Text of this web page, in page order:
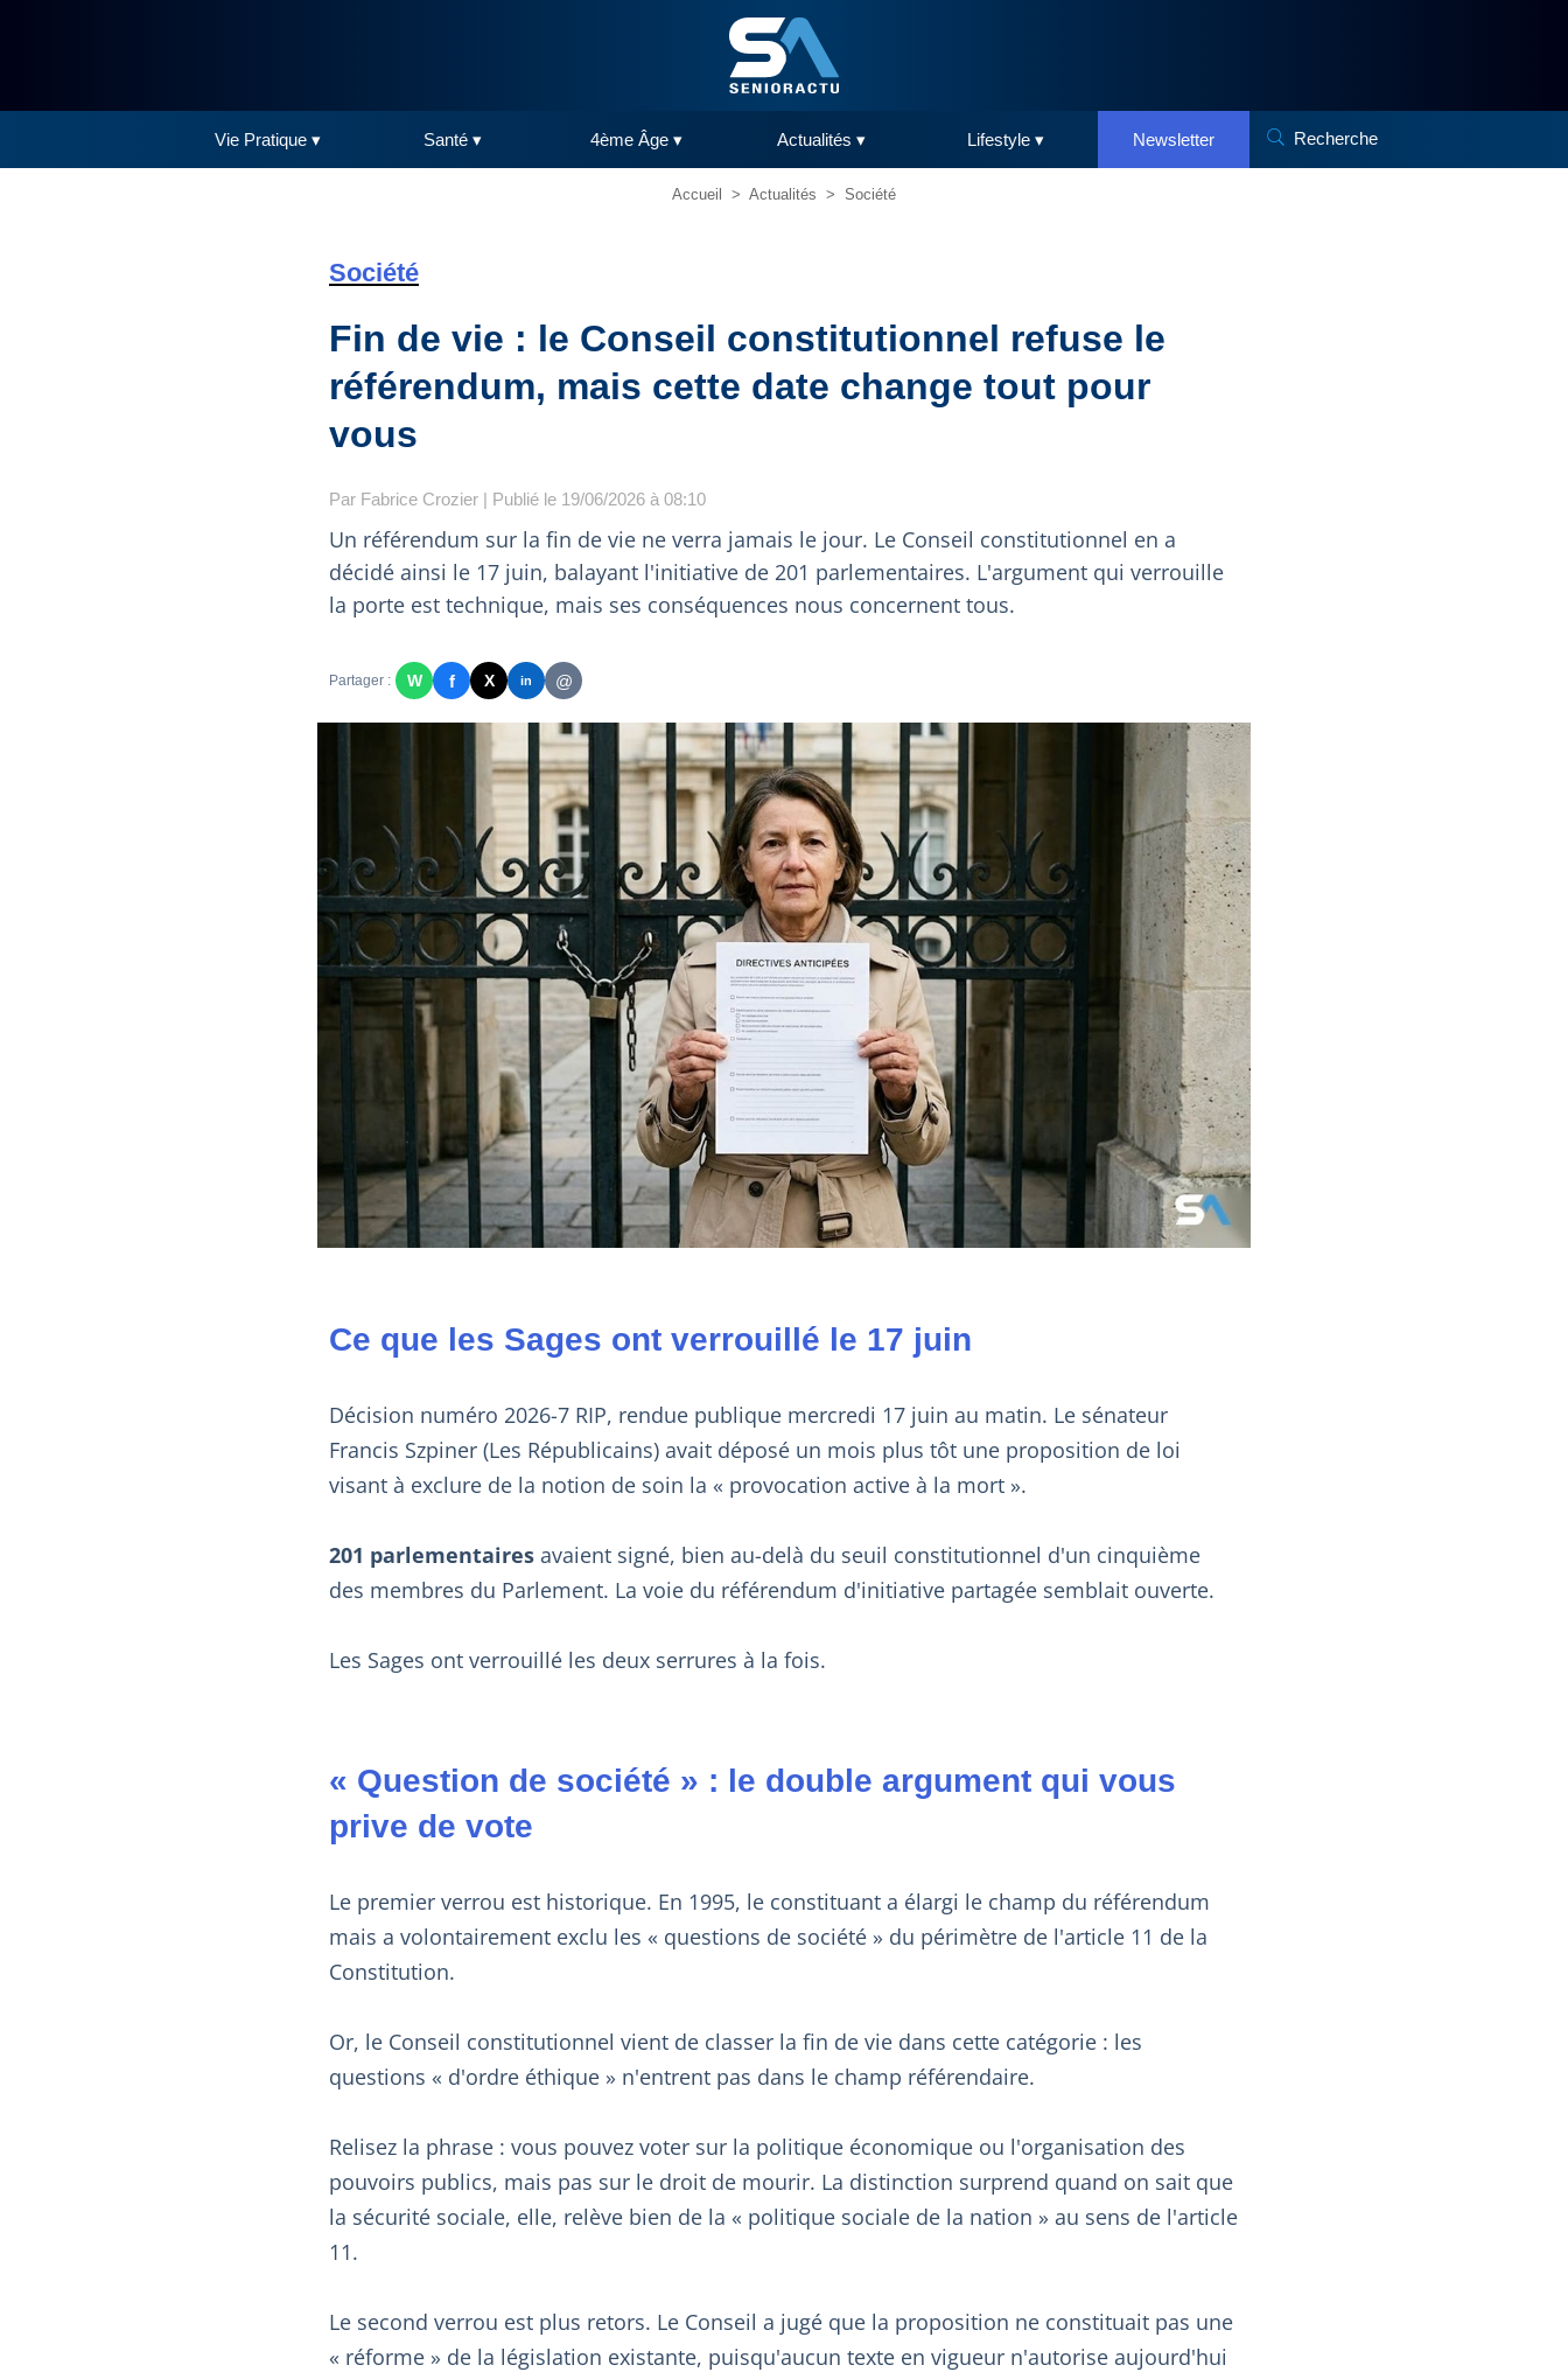
Vie Pratique ▾ Santé ▾ 4ème Âge ▾ Actualités ▾ Lifestyle ▾ Newsletter Recherche
Accueil > Actualités > Société
Société
Fin de vie : le Conseil constitutionnel refuse le
référendum, mais cette date change tout pour
vous
Par Fabrice Crozier | Publié le 19/06/2026 à 08:10
Un référendum sur la fin de vie ne verra jamais le jour. Le Conseil constitutionnel en a
décidé ainsi le 17 juin, balayant l'initiative de 201 parlementaires. L'argument qui verrouille
la porte est technique, mais ses conséquences nous concernent tous.
Partager : W f X in @
Ce que les Sages ont verrouillé le 17 juin
Décision numéro 2026-7 RIP, rendue publique mercredi 17 juin au matin. Le sénateur
Francis Szpiner (Les Républicains) avait déposé un mois plus tôt une proposition de loi
visant à exclure de la notion de soin la « provocation active à la mort ».
201 parlementaires avaient signé, bien au-delà du seuil constitutionnel d'un cinquième
des membres du Parlement. La voie du référendum d'initiative partagée semblait ouverte.
Les Sages ont verrouillé les deux serrures à la fois.
« Question de société » : le double argument qui vous
prive de vote
Le premier verrou est historique. En 1995, le constituant a élargi le champ du référendum
mais a volontairement exclu les « questions de société » du périmètre de l'article 11 de la
Constitution.
Or, le Conseil constitutionnel vient de classer la fin de vie dans cette catégorie : les
questions « d'ordre éthique » n'entrent pas dans le champ référendaire.
Relisez la phrase : vous pouvez voter sur la politique économique ou l'organisation des
pouvoirs publics, mais pas sur le droit de mourir. La distinction surprend quand on sait que
la sécurité sociale, elle, relève bien de la « politique sociale de la nation » au sens de l'article
11.
Le second verrou est plus retors. Le Conseil a jugé que la proposition ne constituait pas une
« réforme » de la législation existante, puisqu'aucun texte en vigueur n'autorise aujourd'hui